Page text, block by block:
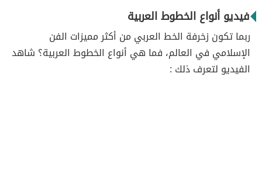
فيديو أنواع الخطوط العربية
ربما تكون زخرفة الخط العربي من أكثر مميزات الفن
الإسلامي في العالم، فما هي أنواع الخطوط العربية؟ شاهد
الفيديو لتعرف ذلك :